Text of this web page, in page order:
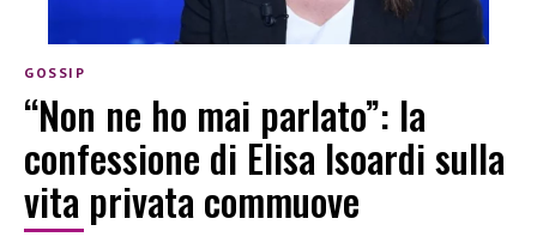
GOSSIP
“Non ne ho mai parlato”: la
confessione di Elisa Isoardi sulla
vita privata commuove